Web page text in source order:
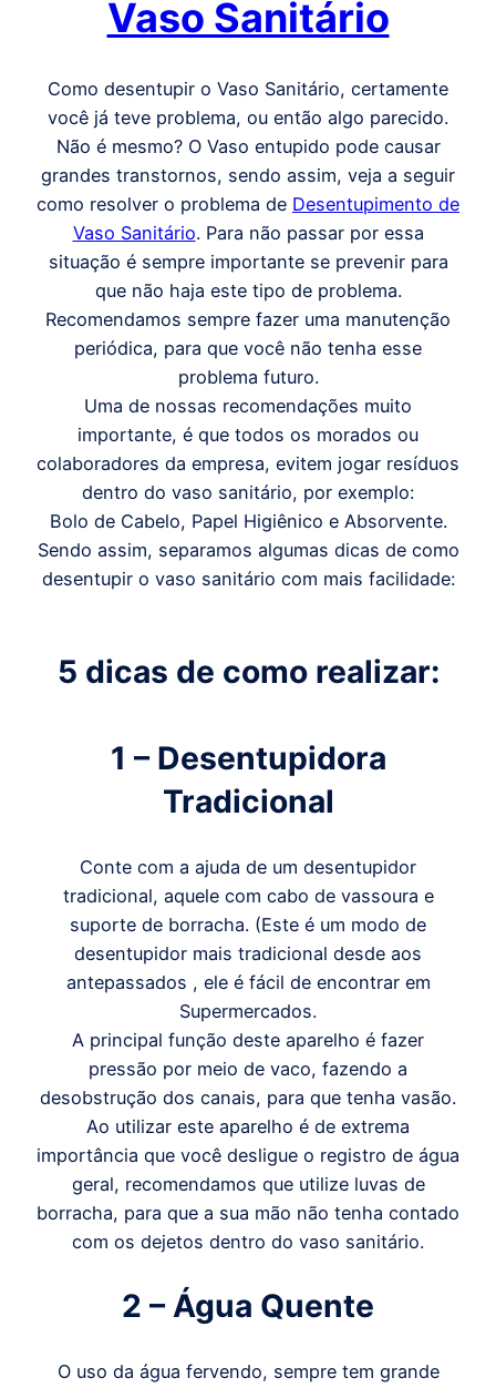
Vaso Sanitário
Como desentupir o Vaso Sanitário, certamente
você já teve problema, ou então algo parecido.
Não é mesmo? O Vaso entupido pode causar
grandes transtornos, sendo assim, veja a seguir
como resolver o problema de Desentupimento de
Vaso Sanitário. Para não passar por essa
situação é sempre importante se prevenir para
que não haja este tipo de problema.
Recomendamos sempre fazer uma manutenção
periódica, para que você não tenha esse
problema futuro.
Uma de nossas recomendações muito
importante, é que todos os morados ou
colaboradores da empresa, evitem jogar resíduos
dentro do vaso sanitário, por exemplo:
Bolo de Cabelo, Papel Higiênico e Absorvente.
Sendo assim, separamos algumas dicas de como
desentupir o vaso sanitário com mais facilidade:
5 dicas de como realizar:
1 – Desentupidora
Tradicional
Conte com a ajuda de um desentupidor
tradicional, aquele com cabo de vassoura e
suporte de borracha. (Este é um modo de
desentupidor mais tradicional desde aos
antepassados , ele é fácil de encontrar em
Supermercados.
A principal função deste aparelho é fazer
pressão por meio de vaco, fazendo a
desobstrução dos canais, para que tenha vasão.
Ao utilizar este aparelho é de extrema
importância que você desligue o registro de água
geral, recomendamos que utilize luvas de
borracha, para que a sua mão não tenha contado
com os dejetos dentro do vaso sanitário.
2 – Água Quente
O uso da água fervendo, sempre tem grande